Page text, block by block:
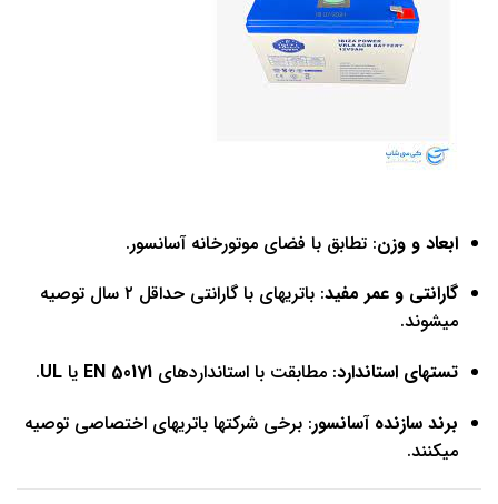
ابعاد و وزن: تطابق با فضای موتورخانه آسانسور.
گارانتی و عمر مفید
: باتریهای با گارانتی حداقل ۲ سال توصیه
میشوند.
تستهای استاندارد: مطابقت با استانداردهای EN 50171 یا UL
.
برند سازنده آسانسور: برخی شرکتها باتریهای اختصاصی توصیه
میکنند.